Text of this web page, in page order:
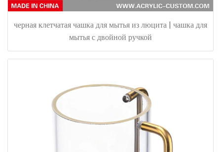
черная клетчатая чашка для мытья из люцита | чашка для
мытья с двойной ручкой